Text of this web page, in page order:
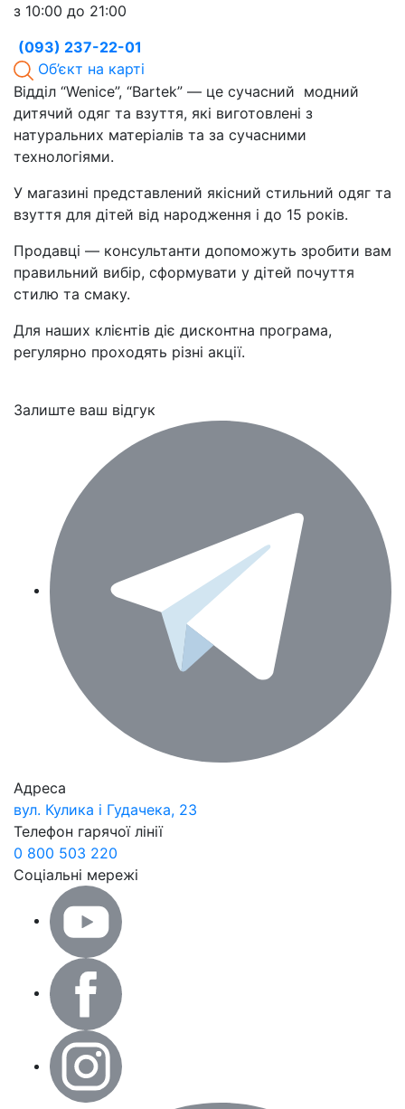
з 10:00 до 21:00
(093) 237-22-01
Об’єкт на карті
Відділ “Wenice”, “Bartek” — це сучасний модний
дитячий одяг та взуття, які виготовлені з
натуральних матеріалів та за сучасними
технологіями.
У магазині представлений якісний стильний одяг та
взуття для дітей від народження і до 15 років.
Продавці — консультанти допоможуть зробити вам
правильний вибір, сформувати у дітей почуття
стилю та смаку.
Для наших клієнтів діє дисконтна програма,
регулярно проходять різні акції.
Залиште ваш відгук
Адреса
вул. Кулика і Гудачека, 23
Телефон гарячої лінії
0 800 503 220
Соціальні мережі